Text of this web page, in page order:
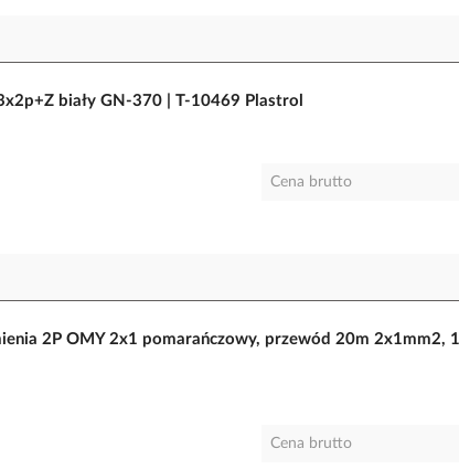
biały GN-370 | T-10469 Plastrol
Cena brutto
2P OMY 2x1 pomarańczowy, przewód 20m 2x1mm2,
Cena brutto